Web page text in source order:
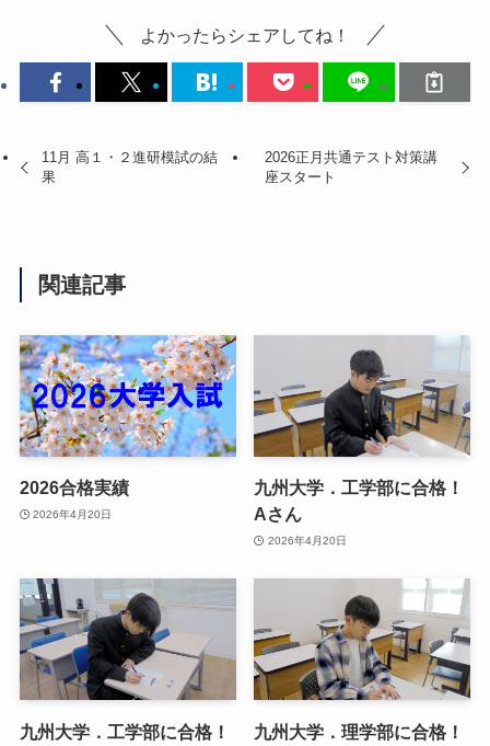
よかったらシェアしてね！
11月 高１・２進研模試の結
果
2026正月共通テスト対策講
座スタート
関連記事
2026合格実績
2026年4月20日
九州大学．工学部に合格！
Aさん
2026年4月20日
九州大学．工学部に合格！
九州大学．理学部に合格！